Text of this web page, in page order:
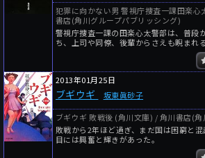
犯罪に向かない男 警視庁捜査一課田楽心
書店(角川グループパブリッシング)
警視庁捜査一課の田楽心太警部は、普段
ち、上司や同僚、後輩からさえも睨まれ
2013年01月25日
ブギウギ 坂東眞砂子
ブギウギ 敗戦後 (角川文庫) / 角川書店(
敗戦から2年ほど過ぎ、まだ国は困窮と
目には興奮と輝きがあった。